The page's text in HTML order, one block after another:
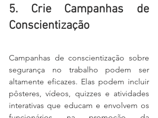
5. Crie Campanhas de
Conscientização
Campanhas de conscientização sobre
segurança no trabalho podem ser
altamente eficazes. Elas podem incluir
pôsteres, vídeos, quizzes e atividades
interativas que educam e envolvem os